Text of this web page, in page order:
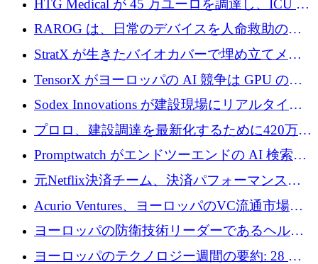
HTG Medical が 45 万ユーロを調達し、ICU の
尿モニタリングを自動化するための MDR 認
証を獲得
RAROG は、日常のデバイスを人命救助の救
助ビーコンに変えるために 16 万 2,000 ユーロ
StratX が生きたバイオカバーで埋め立てメタ
ン対策に 119 万ドルを調達
TensorX がヨーロッパの AI 競争は GPU の所
有者によって決まると考える理由
Sodex Innovations が建設現場にリアルタイム
のインテリジェンスをもたらすために 400 万
ユーロを確保
プロロ、建設調達を最新化するために420万ポ
ンドを調達
Promptwatch がエンドツーエンドの AI 検索最
適化プラットフォームを拡張するために 600
万ユーロを調達
元Netflix決済チーム、決済パフォーマンスプ
ラットフォームNopanのためにこれまでに720
万ユーロを調達
Acurio Ventures、ヨーロッパのVC流通市場の
流動性を解放するために1億1,500万ユーロの
ファンドを立ち上げる
ヨーロッパの防衛技術リーダーであるヘルシ
ングは、180億ドルの評価額で18億ドルのシリ
ヨーロッパのテクノロジー週間の要約: 28 億